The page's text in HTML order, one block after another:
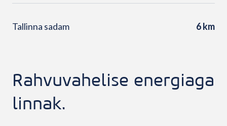
Tallinna sadam 6 km
Rahvuvahelise energiaga
linnak.